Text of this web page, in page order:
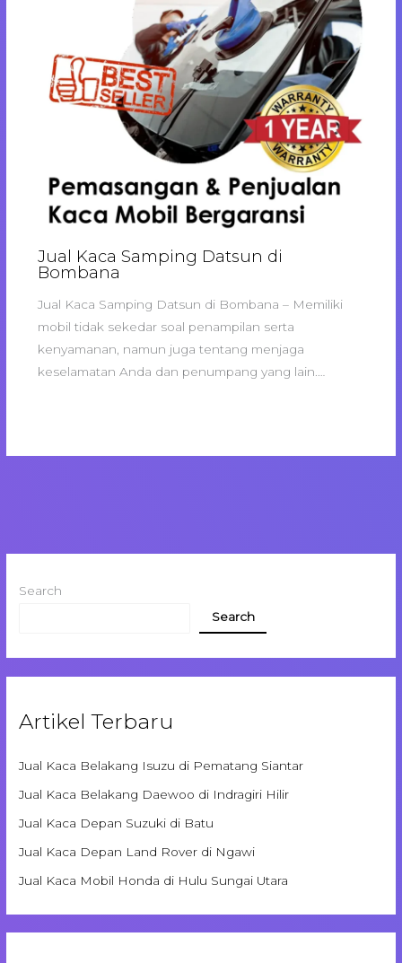
Jual Kaca Samping Datsun di
Bombana
Jual Kaca Samping Datsun di Bombana – Memiliki
mobil tidak sekedar soal penampilan serta
kenyamanan, namun juga tentang menjaga
keselamatan Anda dan penumpang yang lain.…
Search
Search
Artikel Terbaru
Jual Kaca Belakang Isuzu di Pematang Siantar
Jual Kaca Belakang Daewoo di Indragiri Hilir
Jual Kaca Depan Suzuki di Batu
Jual Kaca Depan Land Rover di Ngawi
Jual Kaca Mobil Honda di Hulu Sungai Utara